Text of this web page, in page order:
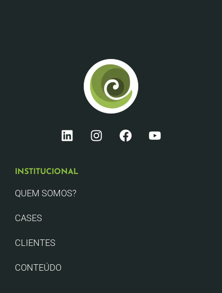
INSTITUCIONAL
QUEM SOMOS?
CASES
CLIENTES
CONTEÚDO